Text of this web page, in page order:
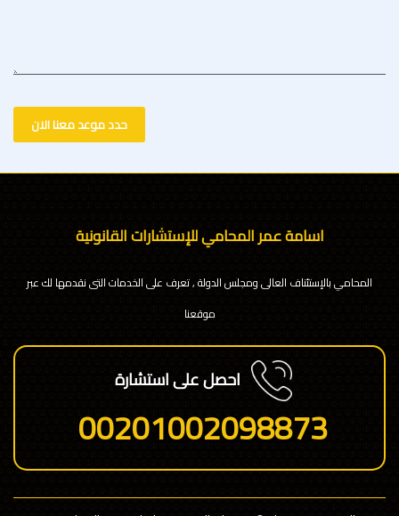
حدد موعد معنا الان
اسامة عمر المحامي للإستشارات القانونية
المحامي بالإستئناف العالى ومجلس الدولة , تعرف على الخدمات التى نقدمها لك عبر
موقعنا
احصل على استشارة
00201002098873